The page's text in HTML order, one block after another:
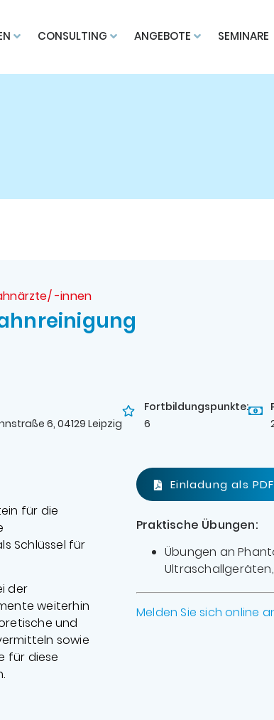
CONSULTING ANGEBOTE SEMINARE
-innen
6, 04129 Leipzig
Fortbildungspunkte:
6
für die
Schlüssel für
der
weiterhin
und
sowie
für diese
Einladung als PDF
Praktische Übungen:
Übungen an
Melden Sie sich online